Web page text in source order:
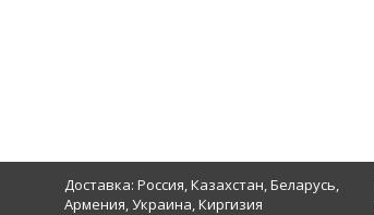
Доставка: Россия, Казахстан, Беларусь,
Армения, Украина, Киргизия